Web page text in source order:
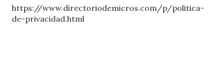
c
a
https://www.directoriodemicros.com/p/politica-
de-privacidad.html